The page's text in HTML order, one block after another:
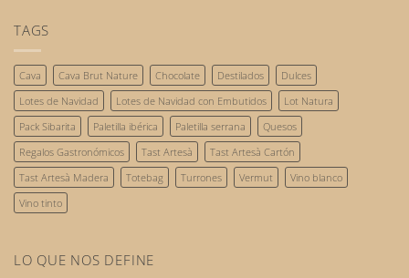
personas
sostenible:
nuestro
compromiso
con
el
futuro.
TAGS
Cava Cava Brut Nature Chocolate Destilados
Dulces
Lotes de Navidad
Lotes de Navidad con Embutidos
Lot Natura
Pack Sibarita
Paletilla ibérica Paletilla serrana
Quesos
Regalos Gastronómicos
Tast Artesà
Tast Artesà Cartón
Tast Artesà Madera
Totebag Turrones Vermut
Vino blanco
Vino tinto
LO QUE NOS DEFINE